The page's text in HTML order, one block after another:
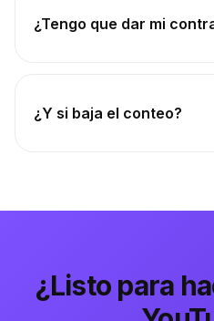
¿Tengo que dar mi
¿Y si baja el conteo?
¿Listo para